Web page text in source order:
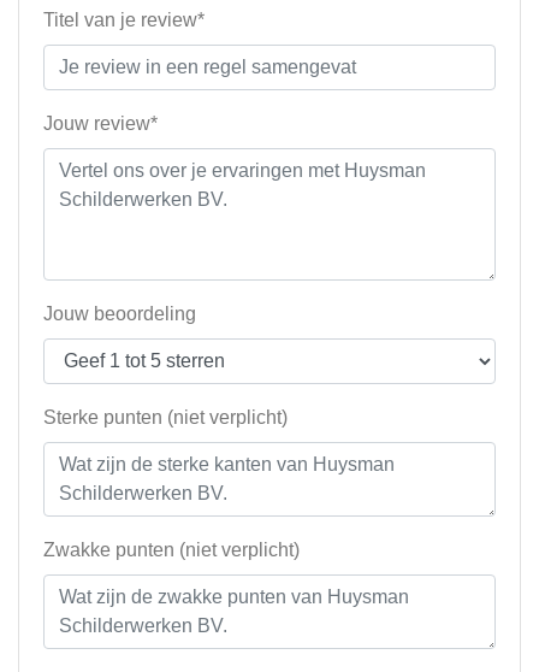
Titel van je review*
Jouw review*
Jouw beoordeling
Sterke punten (niet verplicht)
Zwakke punten (niet verplicht)